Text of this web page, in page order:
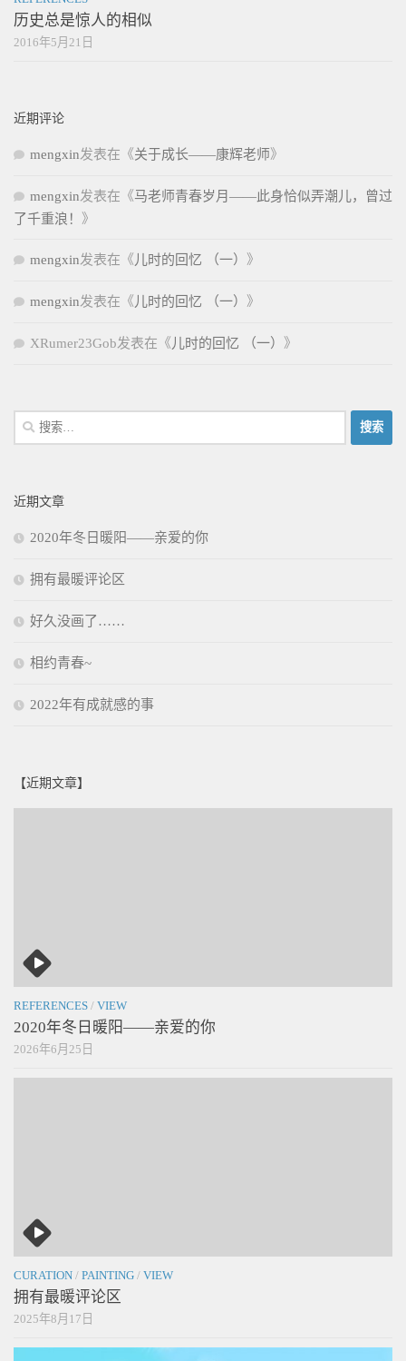
历史总是惊人的相似
2016年5月21日
近期评论
mengxin发表在《关于成长——康辉老师》
mengxin发表在《马老师青春岁月——此身恰似弄潮儿，曾过
了千重浪！ 》
mengxin发表在《 儿时的回忆 （一） 》
mengxin发表在《 儿时的回忆 （一） 》
XRumer23Gob发表在《 儿时的回忆 （一） 》
搜
索：
近期文章
2020年冬日暖阳——亲爱的你
拥有最暖评论区
好久没画了……
相约青春~
2022年有成就感的事
【近期文章】
REFERENCES / VIEW
2020年冬日暖阳——亲爱的你
2026年6月25日
CURATION / PAINTING / VIEW
拥有最暖评论区
2025年8月17日